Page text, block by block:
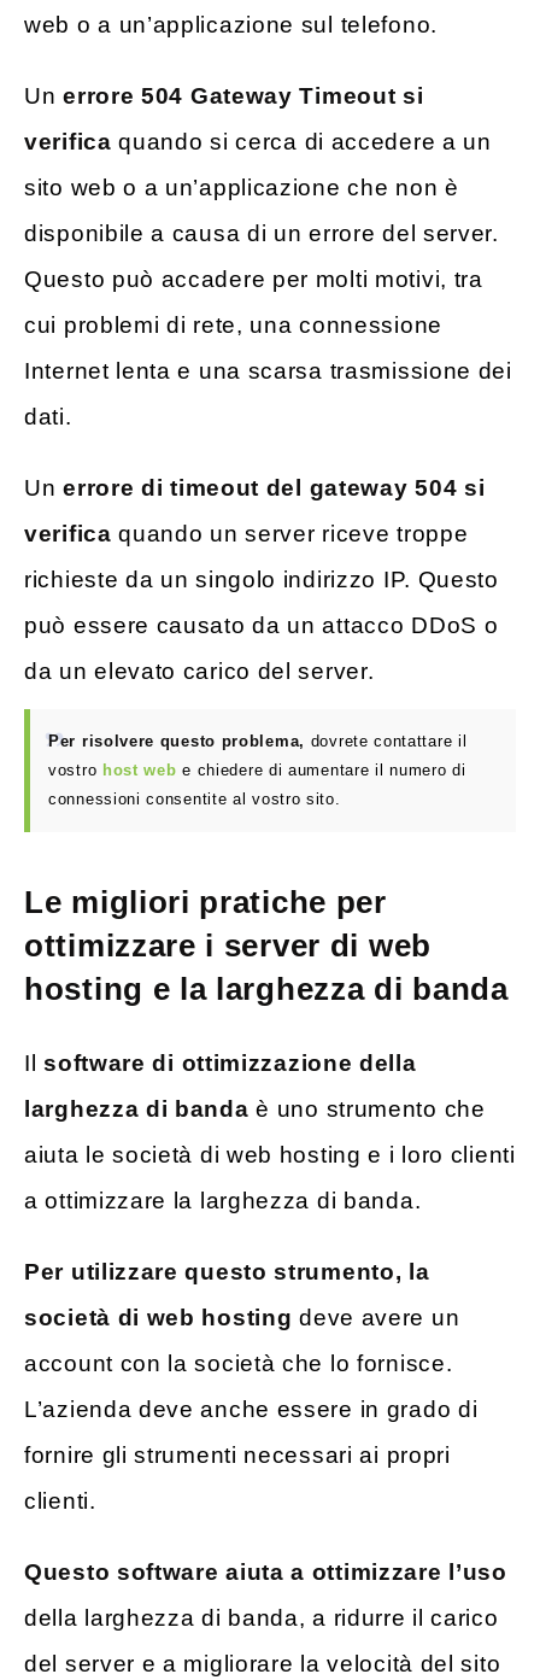
web o a un’applicazione sul telefono.
Unerrore 504 Gateway Timeout si
verifica quando si cerca di accedere a un
sito web o a un’applicazione che non è
disponibile a causa di un errore del server.
Questo può accadere per molti motivi, tra
cui problemi di rete, una connessione
Internet lenta e una scarsa trasmissione dei
dati.
Unerrore di timeout del gateway 504 si
verifica quando un server riceve troppe
richieste da un singolo indirizzo IP. Questo
può essere causato da un attacco DDoS o
da un elevato carico del server.
Per risolvere questo problema, dovrete contattare il
vostro host web e chiedere di aumentare il numero di
connessioni consentite al vostro sito.
Le migliori pratiche per
ottimizzare i server di web
hosting e la larghezza di banda
Ilsoftware di ottimizzazione della
larghezza di banda è uno strumento che
aiuta le società di web hosting e i loro clienti
a ottimizzare la larghezza di banda.
Per utilizzare questo strumento, la
società di web hostingdeve avere un
account con la società che lo fornisce.
L’azienda deve anche essere in grado di
fornire gli strumenti necessari ai propri
clienti.
Questo software aiuta a ottimizzare l’uso
della larghezza di banda, a ridurre il carico
del server e a migliorare la velocità del sito